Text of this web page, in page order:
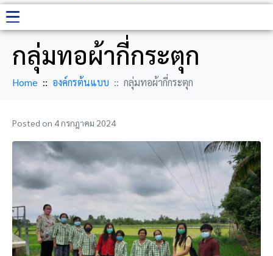
กลุ่มทอผ้ากี่กระตุก
Home องค์กรต้นแบบ กลุ่มทอผ้ากี่กระตุก
Posted on 4 กรกฎาคม 2024